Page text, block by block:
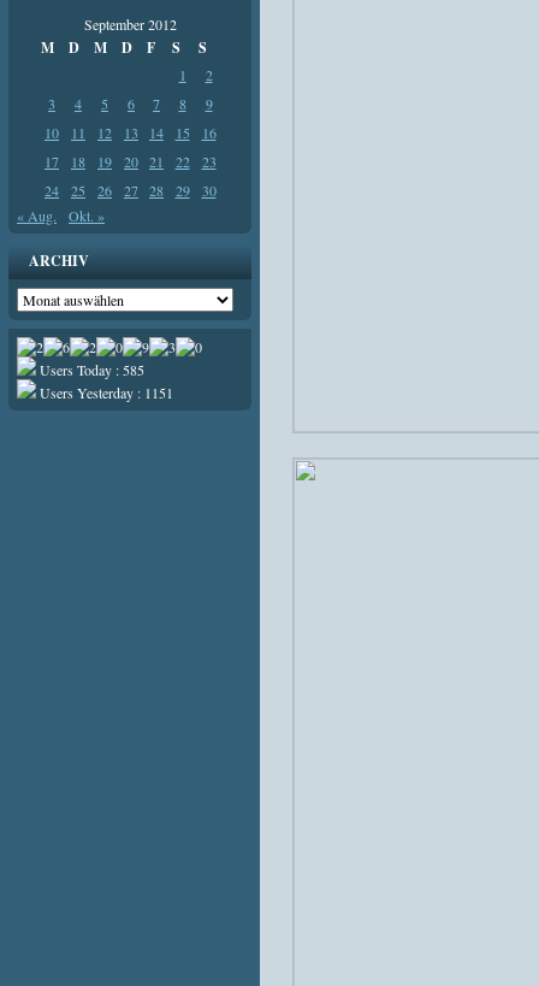
September 2012
M D M D F S S
1
2
3
4 5 6 7 8
9
10
11 12 13 14 15
16
17
18 19 20 21 22
23
24
25 26 27 28 29
30
« Aug.
Okt. »
ARCHIV
Archiv
Users Today : 585
Users Yesterday : 1151